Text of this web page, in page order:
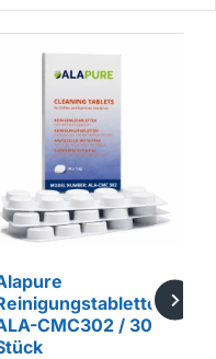
CMC302 / 30